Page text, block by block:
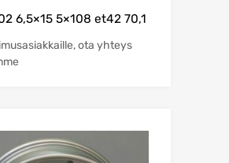
6,5×15 5×108 et42 70,1
ota yhteys